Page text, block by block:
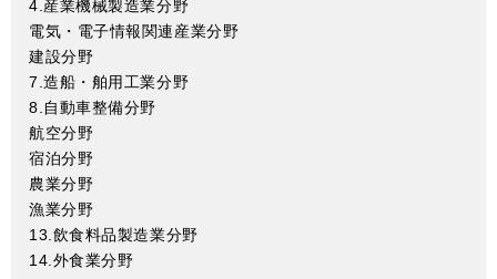
4.産業機械製造業分野
電気・電子情報関連産業分野
建設分野
7.造船・舶用工業分野
8.自動車整備分野
航空分野
宿泊分野
農業分野
漁業分野
13.飲食料品製造業分野
14.外食業分野